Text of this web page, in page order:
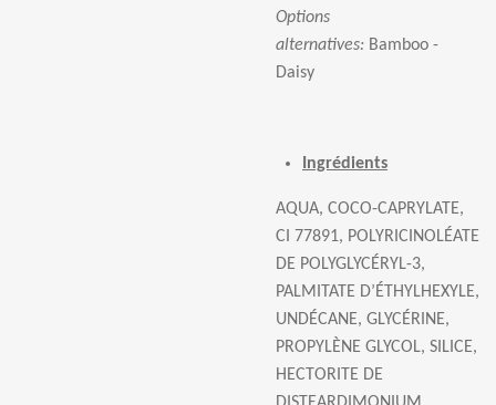
Options
alternatives: Bamboo -
Daisy
Ingrédients
AQUA, COCO-CAPRYLATE,
CI 77891, POLYRICINOLÉATE
DE POLYGLYCÉRYL-3,
PALMITATE D’É THYLHEXYLE,
UNDÉCANE, GLYCÉRINE,
PROPYLÈNE GLYCOL, SILICE,
HECTORITE DE